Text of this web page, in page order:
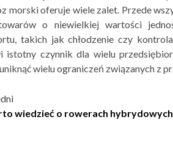
morski oferuje wiele zalet. Przede
o niewielkiej wartości
takich jak chłodzenie czy
istotny czynnik dla wielu
wielu ograniczeń związanych z
wiedzieć o rowerach